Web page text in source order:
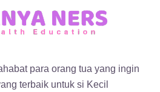
para orang tua yang ingin
terbaik untuk si Kecil